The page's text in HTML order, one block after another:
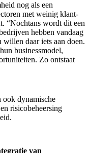
nog als een
met weinig klant-
“Nochtans wordt dit een
hebben vandaag
daar iets aan doen.
businessmodel,
Zo ontstaat
ook dynamische
risicobeheersing
van